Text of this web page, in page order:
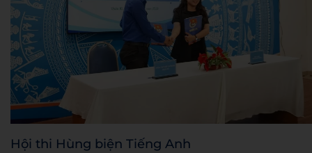
Hội thi Hùng biện Tiếng Anh